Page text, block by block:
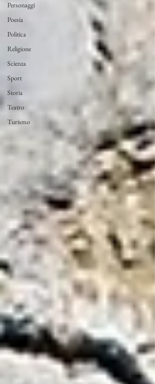
Personaggi
Poesia
Politica
Religione
Scienza
Sport
Storia
Teatro
Turismo